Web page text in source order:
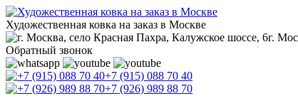
Художественная ковка на заказ в Москве
г.
Обратный звонок
+7 (915) 088 70 40
+7 (926) 989 88 70